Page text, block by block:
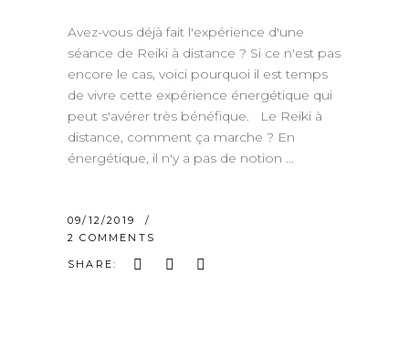
Avez-vous déjà fait l'expérience d'une
séance de Reiki à distance ? Si ce n'est pas
encore le cas, voici pourquoi il est temps
de vivre cette expérience énergétique qui
peut s'avérer très bénéfique. Le Reiki à
distance, comment ça marche ? En
énergétique, il n'y a pas de notion
09/12/2019
2 COMMENTS
SHARE: